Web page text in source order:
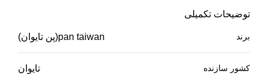
توضیحات تکمیلی
برند pan taiwan(پن تایوان)
کشور سازنده تایوان